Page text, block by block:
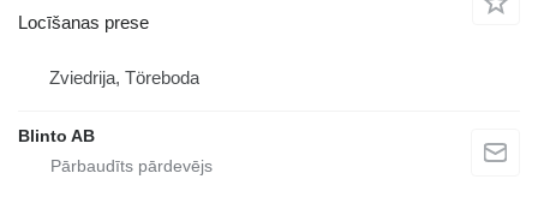
Locīšanas prese
Zviedrija, Töreboda
Blinto AB